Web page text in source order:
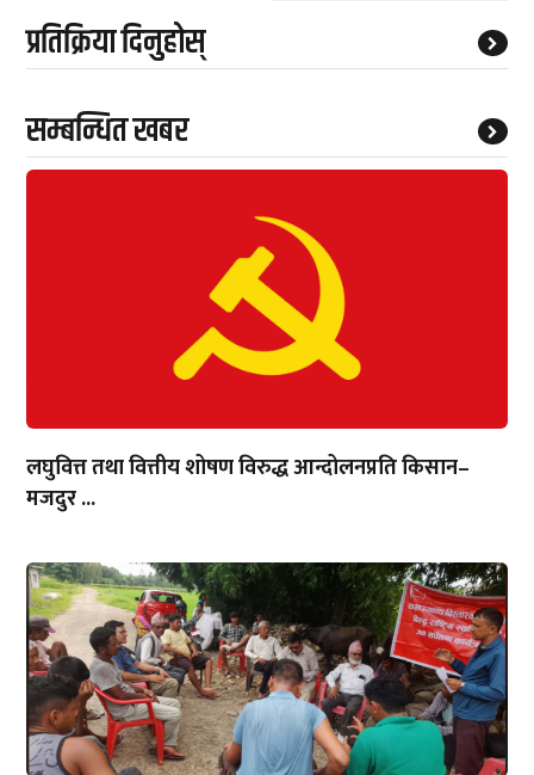
प्रतिक्रिया दिनुहोस्
सम्बन्धित खबर
लघुवित्त तथा वित्तीय शोषण विरुद्ध आन्दोलनप्रति किसान–
मजदुर ...